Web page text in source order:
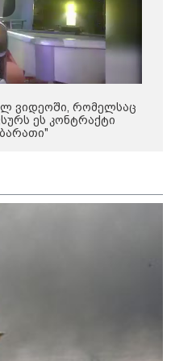
ჭურვი აღმოაჩინეს -
რუსეთ-საქართველოს
აგვისტოს
ერთობლივ
ავრცელებენ
ვიდეოში, რომელსაც
ეს კონტრაქტი